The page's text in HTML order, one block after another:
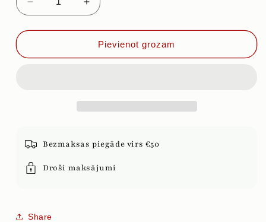
Samazināt
daudzumu
priekš
GRANĀTĀBOLU
Palielināt
daudzumu
priekš
AR
GRANĀTĀBOLU
Pievienot grozam
Bezmaksas piegāde virs €50
Droši maksājumi
Share